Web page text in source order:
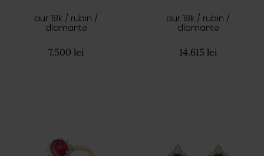
aur 18k / rubin /
diamante
7.500 lei
aur 18k / rubin /
diamante
14.615 lei